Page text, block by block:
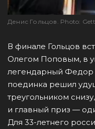
Денис Гольцов. Photo:
В финале Гольцов
Олегом Поповым, в
легендарный Федор
поединка решил
треугольником
и главный приз —
Для 33-летнего